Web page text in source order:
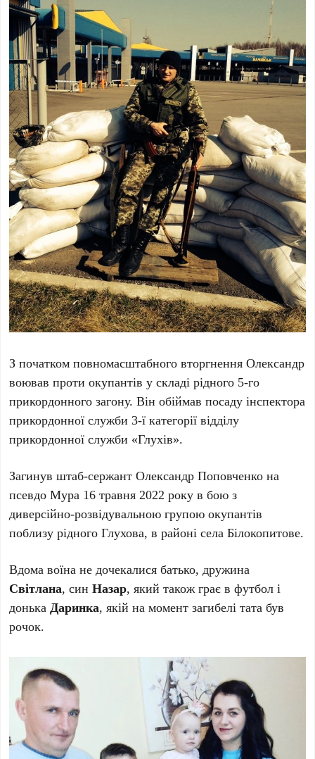
З початком повномасштабного вторгнення Олександр
воював проти окупантів у складі рідного 5-го
прикордонного загону. Він обіймав посаду інспектора
прикордонної служби 3-ї категорії відділу
прикордонної служби «Глухів».
Загинув штаб-сержант Олександр Поповченко на
псевдо Мура 16 травня 2022 року в бою з
диверсійно-розвідувальною групою окупантів
поблизу рідного Глухова, в районі села Білокопитове.
Вдома воїна не дочекалися батько, дружина
Світлана, синНазар, який також грає в футбол і
донькаДаринка, якій на момент загибелі тата був
рочок.